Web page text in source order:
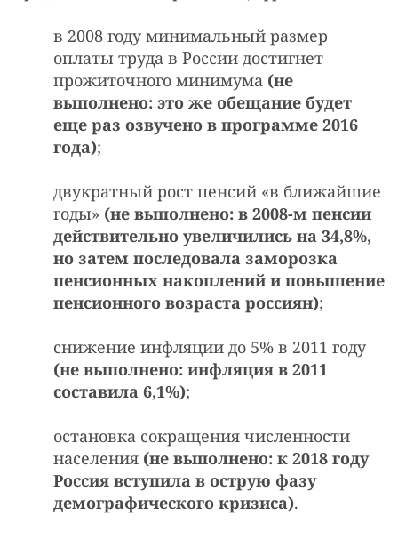
в 2008 году минимальный размер
оплаты труда в России достигнет
прожиточного минимума (не
выполнено: это же обещание будет
еще раз озвучено в программе 2016
года);
двукратный рост пенсий «в ближайшие
годы» (не выполнено: в 2008-м пенсии
действительно увеличились на 34,8%,
но затем последовала заморозка
пенсионных накоплений и повышение
пенсионного возраста россиян);
снижение инфляции до 5% в 2011 году
(не выполнено: инфляция в 2011
составила 6,1%);
остановка сокращения численности
населения (не выполнено: к 2018 году
Россия вступила в острую фазу
демографического кризиса).